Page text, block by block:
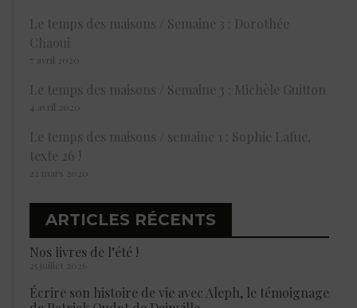
Le temps des maisons / Semaine 3 : Dorothée
Chaoui
7 avril 2020
Le temps des maisons / Semaine 3 : Michèle Guitton
4 avril 2020
Le temps des maisons / semaine 1 : Sophie Lafue,
texte 26 !
22 mars 2020
ARTICLES RÉCENTS
Nos livres de l’été !
25 juillet 2026
Écrire son histoire de vie avec Aleph, le témoignage